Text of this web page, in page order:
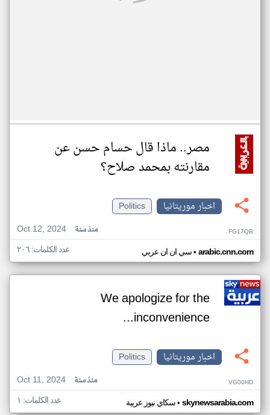
مصر.. ماذا قال حسام حسن عن
مقارنته بمحمد صلاح؟
اخبار موريتانيا
Politics
Oct 12, 2024
منذ سنة FG17QB
سي ان ان عربي• arabic.cnn.com عدد الكلمات: ٢٠٦
We apologize for the
inconvenience...
اخبار موريتانيا
Politics
Oct 11, 2024
منذ سنة VG00HD
سكاي نيوز عربية• skynewsarabia.com عدد الكلمات: ١